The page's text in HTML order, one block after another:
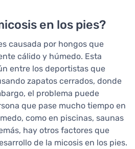
en los pies?
causada por hongos que
cálido y húmedo. Esta
entre los deportistas que
zapatos cerrados, donde
el problema puede
que pase mucho tiempo en
como en piscinas, saunas
hay otros factores que
de la micosis en los pies.